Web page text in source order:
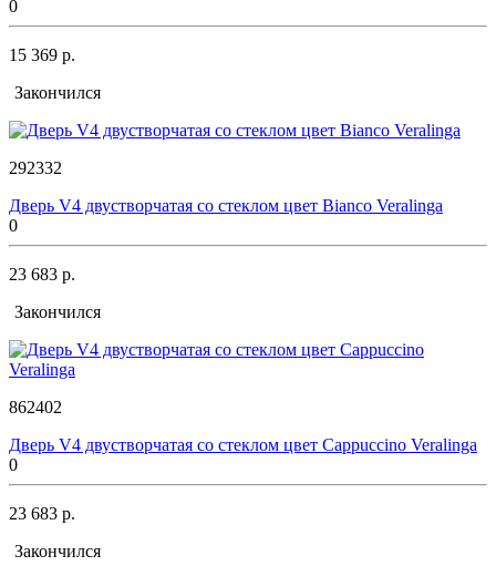
0
15 369 р.
Закончился
292332
Дверь V4 двустворчатая со стеклом цвет Bianco Veralinga
0
23 683 р.
Закончился
862402
Дверь V4 двустворчатая со стеклом цвет Cappuccino Veralinga
0
23 683 р.
Закончился